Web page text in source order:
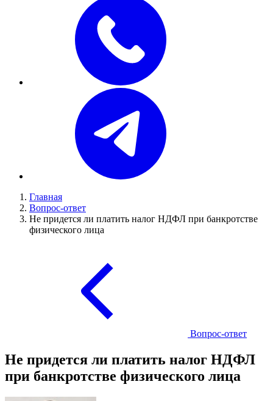
Главная
Вопрос-ответ
Не придется ли платить налог НДФЛ при банкротстве
физического лица
Вопрос-ответ
Не придется ли платить налог НДФЛ
при банкротстве физического лица